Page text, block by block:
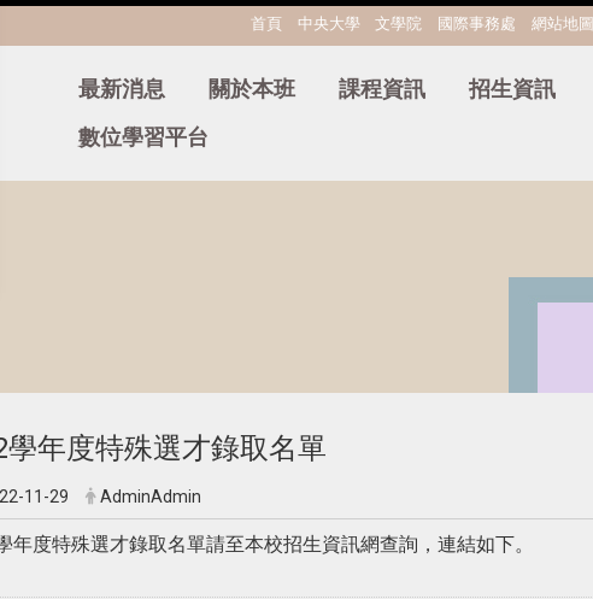
首頁 中央大學 文學院 國際事務處 網站地圖
最新消息 關於本班 課程資訊 招生資訊
數位學習平台
學年度特殊選才錄取名單
11-29 AdminAdmin
年度特殊選才錄取名單請至本校招生資訊網查詢，連結如下。